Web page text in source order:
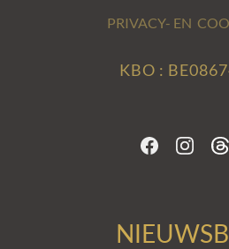
PRIVACY- EN
KBO :